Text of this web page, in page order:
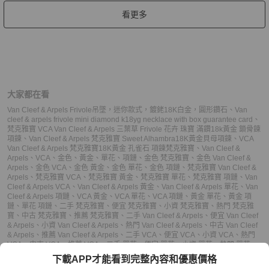
看更多
大家都在看
Van Cleef & Arpels Frivole吊墜，迷你款式，鍍銠18K白金，圓形鑽石 、 Van
cleef & arpels frivole mini diamond k18yg necklace with box guarantee card 、
梵克雅寶 VCA Van Cleef & Arpels 三葉草 Frivole 花卉 珠寶 滿鑽18k黃金 鎖骨鍊
項鍊 、 Van Cleef & Arpels 梵克雅寶 Sweet Alhambra18K黃金貝母項鍊 、 VCA
Van Cleef & Arpels 梵克雅寶18K黃金 孔雀石 項鍊梵克雅寶 、 Van Cleef &
Arpels 、 VCA 、 金色 、 黃金 、 單花 、 項鏈 、 金色 梵克雅寶 、 金色 Van Cleef &
Arpels 、 金色 VCA 、 金色 黃金 、 金色 單花 、 金色 項鏈 、 梵克雅寶 Van Cleef &
Arpels 、 梵克雅寶 VCA 、 梵克雅寶 黃金 、 梵克雅寶 單花 、 梵克雅寶 項鏈 、 Van
Cleef & Arpels VCA 、 Van Cleef & Arpels 黃金 、 Van Cleef & Arpels 單花 、 Van
Cleef & Arpels 項鏈 、 VCA 黃金 、 VCA 單花 、 VCA 項鏈 、 黃金 單花 、 黃金 項
鏈 、 單花 項鏈 、 二手 梵克雅寶 、 便宜 梵克雅寶 、 小資 梵克雅寶 、 熱門 梵克雅
寶 、 中古 梵克雅寶 、 推薦 梵克雅寶 、 二手 Van Cleef & Arpels 、 便宜 Van Cleef
& Arpels 、 小資 Van Cleef & Arpels 、 熱門 Van Cleef & Arpels 、 中古 Van Cleef
& Arpels 、 推薦 Van Cleef & Arpels 、 二手 VCA 、 便宜 VCA 、 小資 VCA 、 熱門
VCA、中古 VCA、推薦 VCA、二手 單花、便宜 單花、小資 單花、熱門 單花、
推薦 單花、二手 項鏈、便宜 項鏈 、 小資 項鏈、熱門 項鏈
下載APP才能看到完整內容和優惠價格